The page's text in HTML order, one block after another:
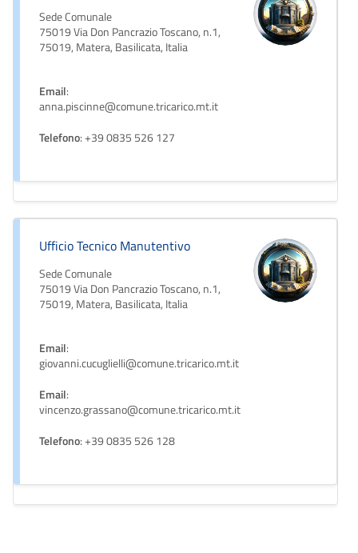
Sede Comunale
75019 Via Don Pancrazio Toscano, n.1,
75019, Matera, Basilicata, Italia
Email:
anna.piscinne@comune.tricarico.mt.it
Telefono: +39 0835 526 127
Ufficio Tecnico Manutentivo
Sede Comunale
75019 Via Don Pancrazio Toscano, n.1,
75019, Matera, Basilicata, Italia
Email:
giovanni.cucuglielli@comune.tricarico.mt.it
Email:
vincenzo.grassano@comune.tricarico.mt.it
Telefono: +39 0835 526 128